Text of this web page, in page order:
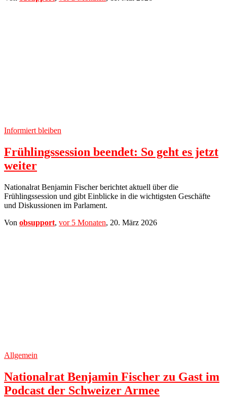
Informiert bleiben
Frühlingssession beendet: So geht es jetzt
weiter
Nationalrat Benjamin Fischer berichtet aktuell über die
Frühlingssession und gibt Einblicke in die wichtigsten Geschäfte
und Diskussionen im Parlament.
Von obsupport, vor 5 Monaten, 20. März 2026
Allgemein
Nationalrat Benjamin Fischer zu Gast im
Podcast der Schweizer Armee